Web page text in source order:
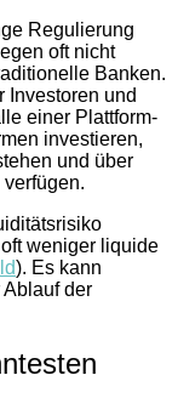
Regulierung
oft nicht
Banken.
Investoren und
einer Plattform-
investieren,
und über
weniger liquide
). Es kann
der